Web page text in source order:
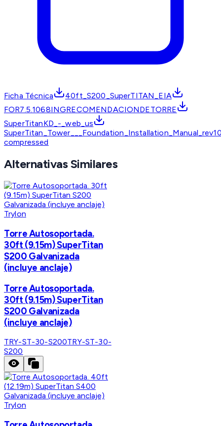
Ficha Técnica
40ft_S200_SuperTITAN_EIA
FOR7.5.1068INGRECOMENDACIONDETORRE
SuperTitanKD_-_web_us
compressed
Alternativas Similares
Trylon
Torre Autosoportada.
30ft (9.15m) SuperTitan
S200 Galvanizada
(incluye anclaje)
Torre Autosoportada.
30ft (9.15m) SuperTitan
S200 Galvanizada
(incluye anclaje)
TRY-ST-30-S200TRY-ST-30-
S200
Trylon